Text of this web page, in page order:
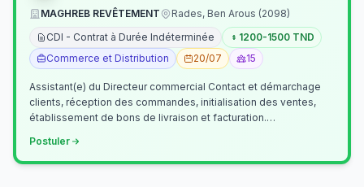
MAGHREB REVÊTEMENT
Rades, Ben Arous (2098)
CDI - Contrat à Durée Indéterminée
1200-1500 TND
Commerce et Distribution
20/07 15
Assistant(e) du Directeur commercial Contact et démarchage
clients, réception des commandes, initialisation des ventes,
établissement de bons de livraison et facturation.
Postuler